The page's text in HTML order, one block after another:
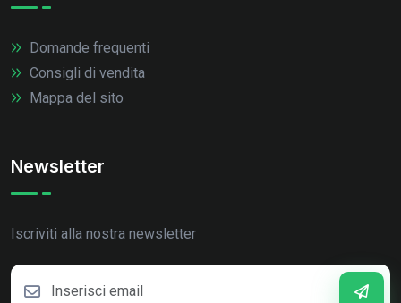
Domande frequenti
Consigli di vendita
Mappa del sito
Newsletter
Iscriviti alla nostra newsletter